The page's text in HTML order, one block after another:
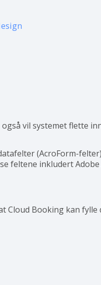
vil systemet flette
(AcroForm-
feltene inkludert
Cloud Booking kan fylle